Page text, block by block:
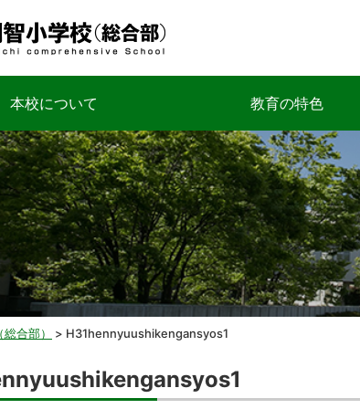
本校について 教育の特色
合部） > H31hennyuushikengansyos1